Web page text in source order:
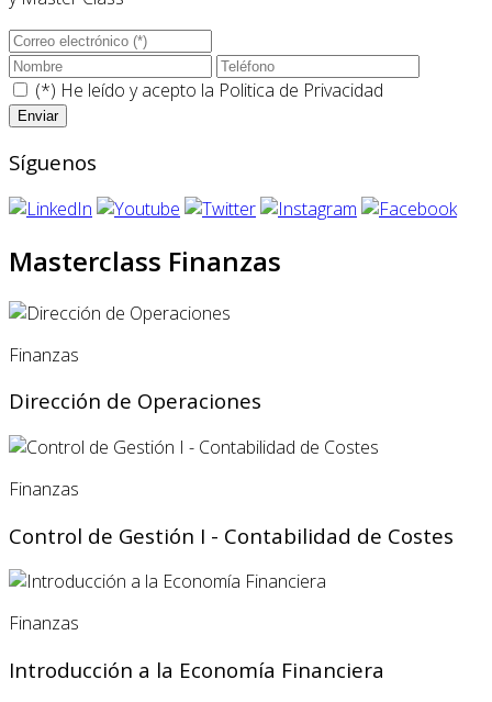
(*) He leído y acepto la Politica de Privacidad
Síguenos
Masterclass Finanzas
Finanzas
Dirección de Operaciones
Finanzas
Control de Gestión I - Contabilidad de Costes
Finanzas
Introducción a la Economía Financiera